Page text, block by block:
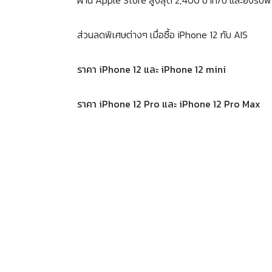
ส่วนลดพิเศษต่างๆ เมื่อซื้อ iPhone 12 กับ AIS
ราคา iPhone 12 และ iPhone 12 mini
ราคา iPhone 12 Pro และ iPhone 12 Pro Max